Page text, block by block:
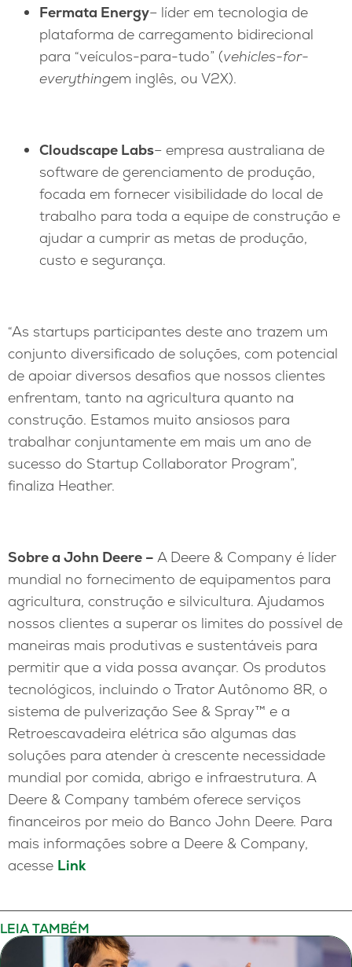
Fermata Energy– líder em tecnologia de
plataforma de carregamento bidirecional
para “veículos-para-tudo” (vehicles-for-
everythingem inglês, ou V2X).
Cloudscape Labs– empresa australiana de
software de gerenciamento de produção,
focada em fornecer visibilidade do local de
trabalho para toda a equipe de construção e
ajudar a cumprir as metas de produção,
custo e segurança.
“As startups participantes deste ano trazem um
conjunto diversificado de soluções, com potencial
de apoiar diversos desafios que nossos clientes
enfrentam, tanto na agricultura quanto na
construção. Estamos muito ansiosos para
trabalhar conjuntamente em mais um ano de
sucesso do Startup Collaborator Program”,
finaliza Heather.
Sobre a John Deere – A Deere & Company é líder
mundial no fornecimento de equipamentos para
agricultura, construção e silvicultura. Ajudamos
nossos clientes a superar os limites do possível de
maneiras mais produtivas e sustentáveis para
permitir que a vida possa avançar. Os produtos
tecnológicos, incluindo o Trator Autônomo 8R, o
sistema de pulverização See & Spray™ e a
Retroescavadeira elétrica são algumas das
soluções para atender à crescente necessidade
mundial por comida, abrigo e infraestrutura. A
Deere & Company também oferece serviços
financeiros por meio do Banco John Deere. Para
mais informações sobre a Deere & Company,
acesse Link
LEIA TAMBÉM